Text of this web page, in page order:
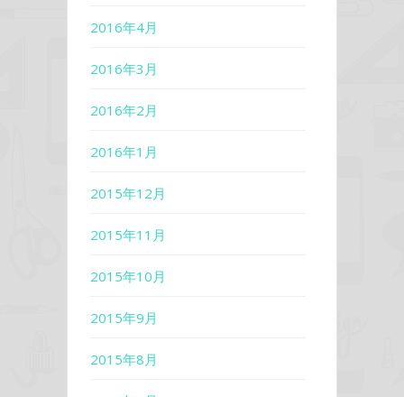
2016年4月
2016年3月
2016年2月
2016年1月
2015年12月
2015年11月
2015年10月
2015年9月
2015年8月